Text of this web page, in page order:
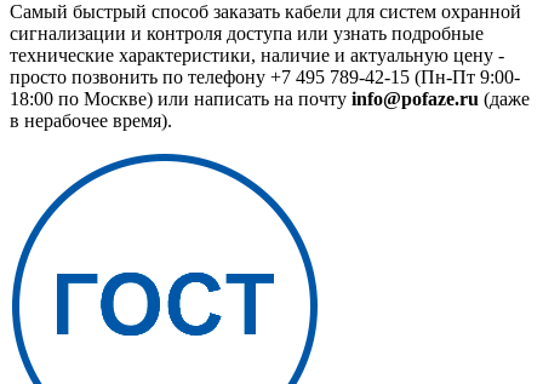
Самый быстрый способ заказать кабели для систем охранной
сигнализации и контроля доступа или узнать подробные
технические характеристики, наличие и актуальную цену -
просто позвонить по телефону +7 495 789-42-15 (Пн-Пт 9:00-
18:00 по Москве) или написать на почту info@pofaze.ru (даже
в нерабочее время).